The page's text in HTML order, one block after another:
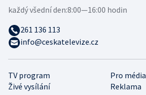
TV program
Pro média
Živé vysílání
Reklama
každý všední den:8:00—16:00 hodin
261 136 113
info@ceskatelevize.cz